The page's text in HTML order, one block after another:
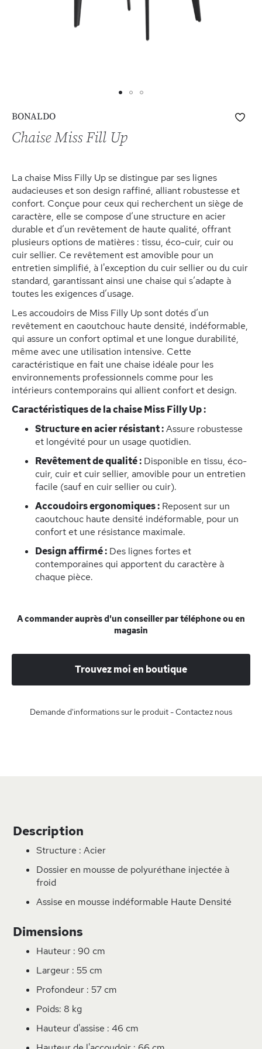
the
beginning
images
gallery
BONALDO
Chaise Miss Fill Up
La chaise Miss Filly Up se distingue par ses lignes
audacieuses et son design raffiné, alliant robustesse et
confort. Conçue pour ceux qui recherchent un siège de
caractère, elle se compose d’une structure en acier
durable et d’un revêtement de haute qualité, offrant
plusieurs options de matières : tissu, éco-cuir, cuir ou
cuir sellier. Ce revêtement est amovible pour un
entretien simplifié, à l'exception du cuir sellier ou du cuir
standard, garantissant ainsi une chaise qui s’adapte à
toutes les exigences d’usage.
Les accoudoirs de Miss Filly Up sont dotés d’un
revêtement en caoutchouc haute densité, indéformable,
qui assure un confort optimal et une longue durabilité,
même avec une utilisation intensive. Cette
caractéristique en fait une chaise idéale pour les
environnements professionnels comme pour les
intérieurs contemporains qui allient confort et design.
Caractéristiques de la chaise Miss Filly Up :
Structure en acier résistant :Assure robustesse
et longévité pour un usage quotidien.
Revêtement de qualité : Disponible en tissu, éco-
cuir, cuir et cuir sellier, amovible pour un entretien
facile (sauf en cuir sellier ou cuir).
Accoudoirs ergonomiques : Reposent sur un
caoutchouc haute densité indéformable, pour un
confort et une résistance maximale.
Design affirmé : Des lignes fortes et
contemporaines qui apportent du caractère à
chaque pièce.
A commander auprès d'un conseiller par téléphone ou en
magasin
Trouvez moi en boutique
Demande d'informations sur le produit - Contactez nous
Description
Structure : Acier
Dossier en mousse de polyuréthane injectée à
froid
Assise en mousse indéformable Haute Densité
Dimensions
Hauteur : 90 cm
Largeur : 55 cm
Profondeur : 57 cm
Poids: 8 kg
Hauteur d'assise : 46 cm